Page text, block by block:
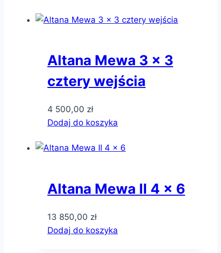
Altana Mewa 3 x 3
cztery wejścia
4 500,00 zł
Dodaj do koszyka
Altana Mewa II 4 x 6
13 850,00 zł
Dodaj do koszyka